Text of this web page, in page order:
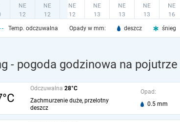
Temp. odczuwalna Opady w mm: deszcz śnieg
- pogoda godzinowa na pojutrze
Odczuwalna 28°C
Zachmurzenie duże, przelotny
deszcz
Opad:
0.5 mm